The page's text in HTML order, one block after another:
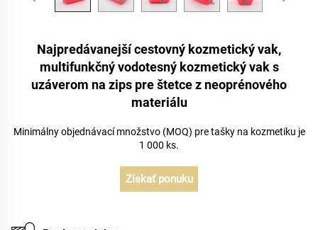
Najpredávanejší cestovný kozmetický vak,
multifunkčný vodotesný kozmetický vak s
uzáverom na zips pre štetce z neoprénového
materiálu
Minimálny objednávací množstvo (MOQ) pre tašky na kozmetiku je
1 000 ks.
Získať ponuku